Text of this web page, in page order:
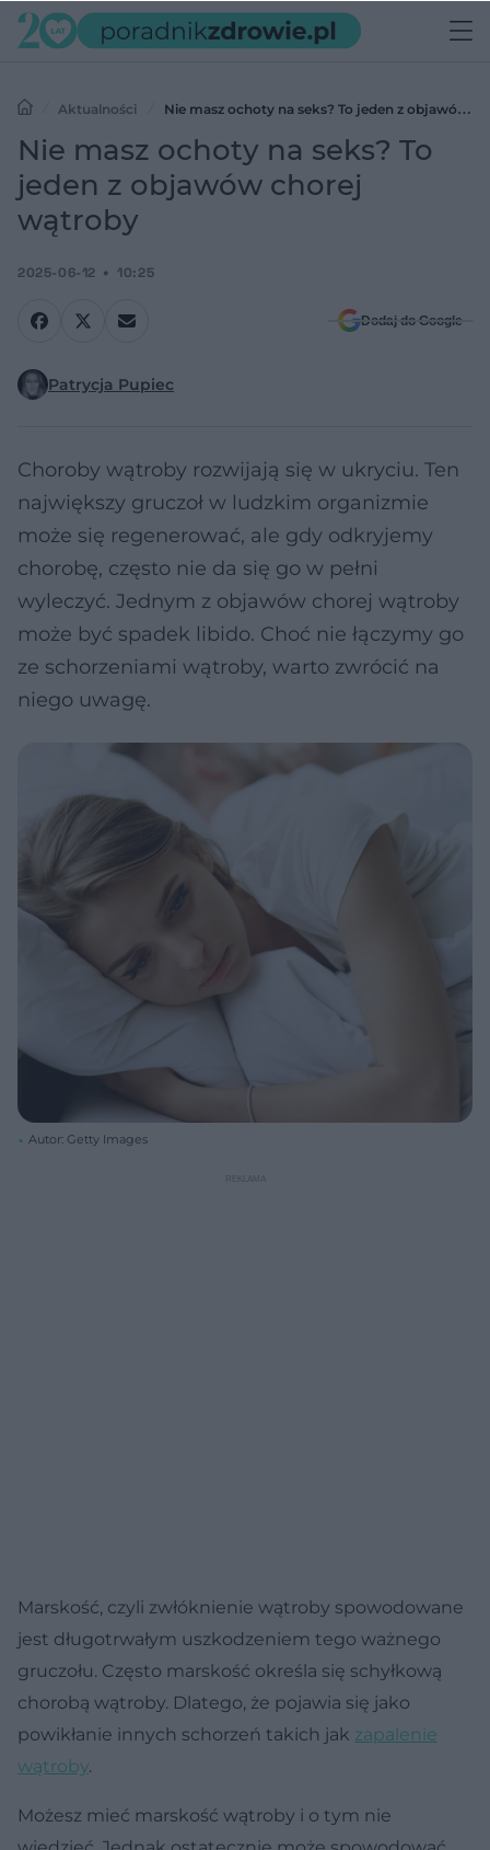
Aktualności
Nie masz ochoty na seks? To jeden z objawów
chorej wątroby
Nie masz ochoty na seks? To
jeden z objawów chorej
wątroby
2025-06-12 10:25
Dodaj do Google
Patrycja Pupiec
Choroby wątroby rozwijają się w ukryciu. Ten
największy gruczoł w ludzkim organizmie
może się regenerować, ale gdy odkryjemy
chorobę, często nie da się go w pełni
wyleczyć. Jednym z objawów chorej wątroby
może być spadek libido. Choć nie łączymy go
ze schorzeniami wątroby, warto zwrócić na
niego uwagę.
Autor: Getty Images
Marskość, czyli zwłóknienie wątroby spowodowane
jest długotrwałym uszkodzeniem tego ważnego
gruczołu. Często marskość określa się schyłkową
chorobą wątroby. Dlatego, że pojawia się jako
powikłanie innych schorzeń takich jak zapalenie
wątroby.
Możesz mieć marskość wątroby i o tym nie